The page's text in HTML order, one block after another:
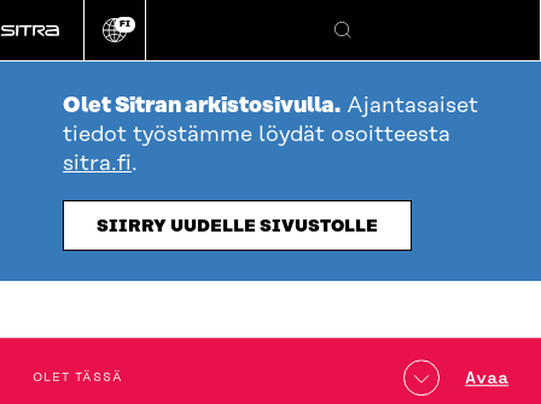
suoraan
sisältöön
Vaihda
kieli
FI
Hae
Olet Sitran arkistosivulla. Ajantasaiset
tiedot työstämme löydät osoitteesta
sitra.fi.
SIIRRY UUDELLE SIVUSTOLLE
table_of_contents
OLET TÄSSÄ Avaa